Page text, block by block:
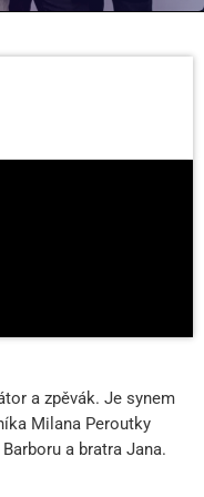
a zpěvák. Je synem
Milana Peroutky
a bratra Jana.